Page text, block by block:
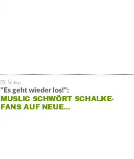
"Es geht wieder los!":
MUSLIC SCHWÖRT SCHALKE-
FANS AUF NEUE…